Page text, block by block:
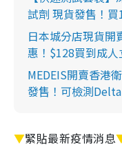
試劑 現貨發售！
日本城分店現貨開
惠！$128買到成
MEDEIS開賣香港
發售！可檢測
▼緊貼最新疫情消息